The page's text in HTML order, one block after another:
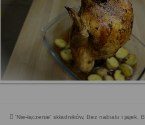
'Nie-łączenie' składników, Bez nabiału i jajek,